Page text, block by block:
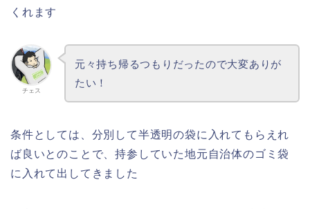
くれます
チェス
元々持ち帰るつもりだったので大変ありが
たい！
条件としては、分別して半透明の袋に入れてもらえれ
ば良いとのことで、持参していた地元自治体のゴミ袋
に入れて出してきました